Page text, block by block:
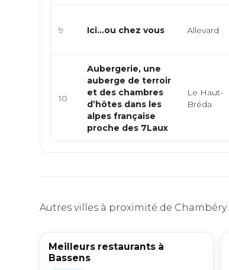
9 Ici…ou chez vous Allevard
10
Aubergerie, une
auberge de terroir
et des chambres
d’hôtes dans les
alpes française
proche des 7Laux
Le Haut-
Bréda
Autres villes à proximité de Chambéry
Meilleurs restaurants à
Bassens